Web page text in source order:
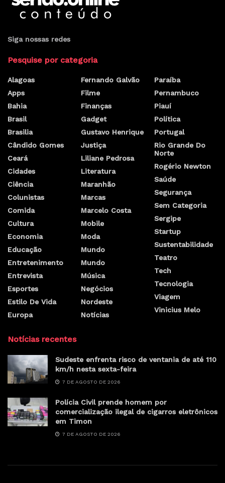
Siga nossas redes
Pesquise por categoria
Alagoas
Apps
Bahia
Brasil
Brasilia
Cândido Gomes
Ceará
Cidades
Ciência
Colunistas
Comida
Cultura
Economia
Educação
Entretenimento
Entrevista
Esportes
Estilo De Vida
Europa
Fernando Galvão
Filme
Finanças
Gadget
Gustavo Henrique
Justiça
Liliane Pedrosa
Literatura
Maranhão
Marcas
Marcelo Costa
Mobile
Moda
Mundo
Mundo
Música
Negócios
Nordeste
Notícias
Paraíba
Pernambuco
Piauí
Política
Portugal
Rio Grande Do
Norte
Rogério Newton
Saúde
Segurança
Sem Categoria
Sergipe
Startup
Sustentabilidade
Teatro
Tech
Tecnologia
Viagem
Vinicius Melo
Notícias recentes
Sudeste enfrenta risco de ventania de até 110
km/h nesta sexta-feira
7 DE AGOSTO DE 2026
Polícia Civil prende homem por
comercialização ilegal de cigarros eletrônicos
em Timon
7 DE AGOSTO DE 2026